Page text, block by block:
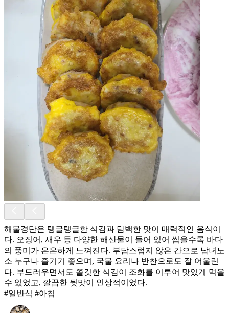
해물경단은 탱글탱글한 식감과 담백한 맛이 매력적인 음식이
다. 오징어, 새우 등 다양한 해산물이 들어 있어 씹을수록 바다
의 풍미가 은은하게 느껴진다. 부담스럽지 않은 간으로 남녀노
소 누구나 즐기기 좋으며, 국물 요리나 반찬으로도 잘 어울린
다. 부드러우면서도 쫄깃한 식감이 조화를 이루어 맛있게 먹을
수 있었고, 깔끔한 뒷맛이 인상적이었다.
#일반식 #아침